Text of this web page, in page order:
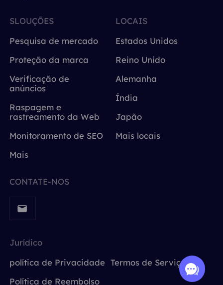
SLOUÇÕES
Pesquisa de mercado
Proteção da marca
Verificação de
anúncios
Raspagem e
rastreamento da Web
Monitoramento de SEO
Mais
LOCAIS
Estados Unidos
Reino Unido
Alemanha
Índia
Japão
Mais locais
CONTATE-NOS
Jurídico
política de Privacidade Termos de Serviço
Política de Reembolso